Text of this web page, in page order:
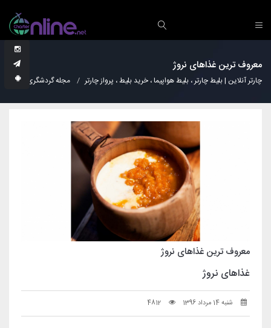
معروف ترین غذاهای نروژ
چارتر آنلاین | بلیط چارتر ، بلیط هواپیما ، خرید بلیط ، پرواز چارتر مجله گردشگری
معروف ترین غذاهای نروژ
غذاهای نروژ
شنبه 14 مرداد 1396 4812